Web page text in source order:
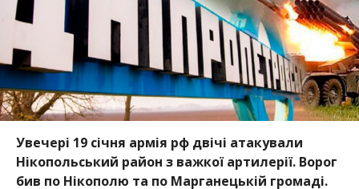
Увечері 19 січня армія рф двічі атакували
Нікопольський район з важкої артилерії. Ворог
бив по Нікополю та по Марганецькій громаді.